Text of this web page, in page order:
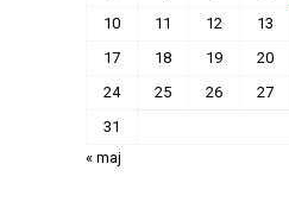
10
11 12 13
17
18 19 20
24
25 26 27
31
« maj